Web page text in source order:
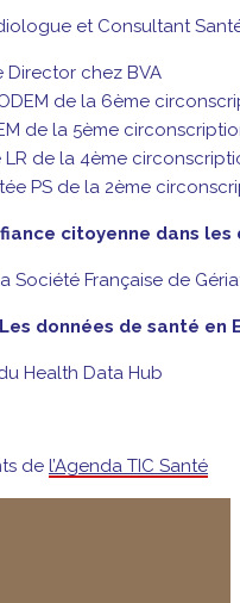
et Consultant
Director chez BVA
de la 6ème
de la 5ème
LR de la 4ème
PS de la 2ème
citoyenne dans
Société Française de
données de santé en
Health Data Hub
de l’Agenda TIC Santé